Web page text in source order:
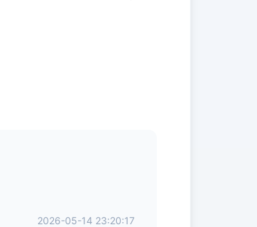
2026-05-14 23:20:17